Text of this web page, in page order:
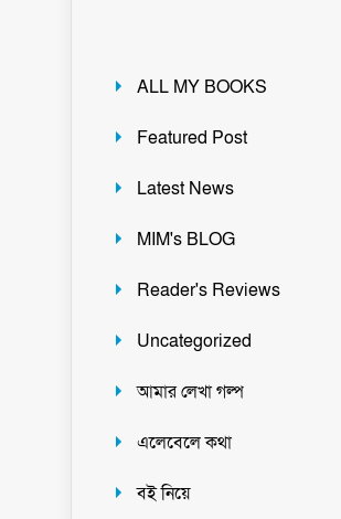
ALL MY BOOKS
Featured Post
Latest News
MIM's BLOG
Reader's Reviews
Uncategorized
আমার লেখা গল্প
এলেবেলে কথা
বই নিয়ে